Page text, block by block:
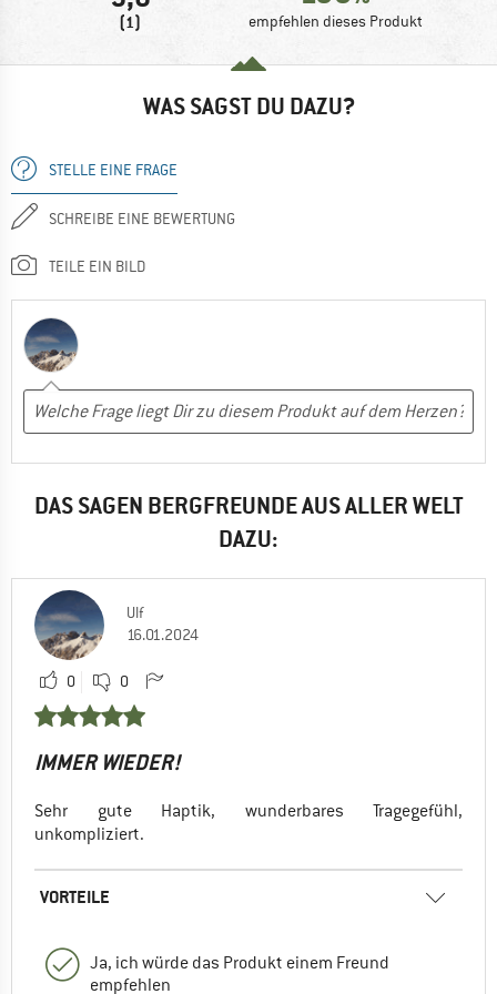
(1) empfehlen dieses Produkt
WAS SAGST DU DAZU?
STELLE EINE FRAGE
SCHREIBE EINE BEWERTUNG
TEILE EIN BILD
DAS SAGEN BERGFREUNDE AUS ALLER WELT
DAZU:
Ulf
16.01.2024
0 0
IMMER WIEDER!
Sehr gute Haptik, wunderbares Tragegefühl,
unkompliziert.
VORTEILE
Ja, ich würde das Produkt einem Freund
empfehlen